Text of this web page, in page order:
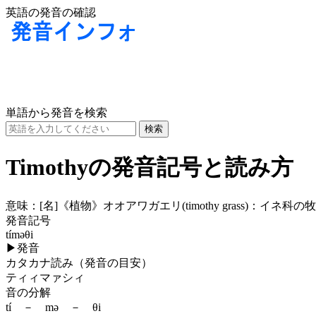
英語の発音の確認
単語から発音を検索
Timothyの発音記号と読み方
意味： [名] 《植物》オオアワガエリ(timothy grass)：イネ科の
発音記号
tíməθi
▶発音
カタカナ読み（発音の目安）
ティィマァシィ
音の分解
tí － mə － θi